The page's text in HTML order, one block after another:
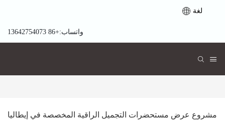
لغة
واتساب:+86 13642754073
مشروع عرض مستحضرات التجميل الراقية المخصصة في إيطاليا